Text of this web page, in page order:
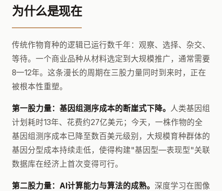
为什么是现在
传统作物育种的逻辑已运行数千年：观察、选择、杂交、
等待。一个商业品种从材料选定到大规模推广，通常需要
8—12年。这条漫长的周期在三股力量同时到来时，正在
被根本性重塑。
第一股力量：基因组测序成本的断崖式下降。 人类基因组
计划耗时13年、花费约27亿美元；今天，一株作物的全
基因组测序成本已降至数百美元级别，大规模育种群体的
基因分型成本持续走低，使得构建"基因型—表现型"关联
数据库在经济上首次变得可行。
第二股力量：AI计算能力与算法的成熟。 深度学习在图像